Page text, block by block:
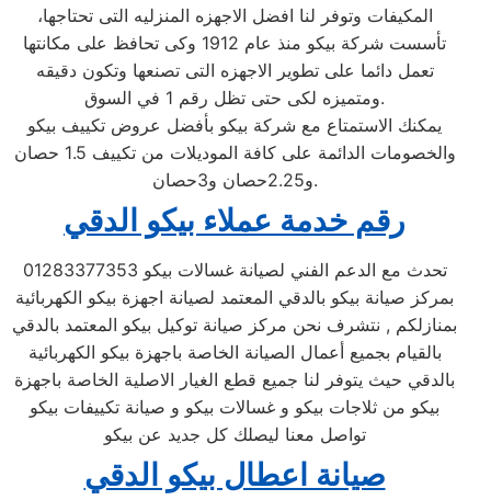
المكيفات وتوفر لنا افضل الاجهزه المنزليه التى تحتاجها،
تأسست شركة بيكو منذ عام 1912 وكى تحافظ على مكانتها
تعمل دائما على تطوير الاجهزه التى تصنعها وتكون دقيقه
ومتميزه لكى حتى تظل رقم 1 في السوق.
يمكنك الاستمتاع مع شركة بيكو بأفضل عروض تكييف بيكو
والخصومات الدائمة على كافة الموديلات من تكييف 1.5 حصان
و2.25حصان و3حصان.
رقم خدمة عملاء بيكو الدقي
تحدث مع الدعم الفني لصيانة غسالات بيكو 01283377353
بمركز صيانة بيكو بالدقي المعتمد لصيانة اجهزة بيكو الكهربائية
بمنازلكم , نتشرف نحن مركز صيانة توكيل بيكو المعتمد بالدقي
بالقيام بجميع أعمال الصيانة الخاصة باجهزة بيكو الكهربائية
بالدقي حيث يتوفر لنا جميع قطع الغيار الاصلية الخاصة باجهزة
بيكو من ثلاجات بيكو و غسالات بيكو و صيانة تكييفات بيكو
تواصل معنا ليصلك كل جديد عن بيكو
صيانة اعطال بيكو الدقي